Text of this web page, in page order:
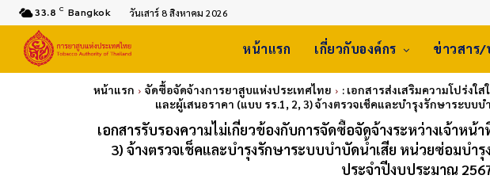
33.8 C Bangkok วันเสาร์ 8 สิงหาคม 2026
หน้าแรก เกี่ยวกับองค์กร ข่าวสาร/
หน้าแรก จัดซื้อจัดจ้างการยาสูบแห่งประเทศไทย : เอกสารส่งเสริมความโปร่งใ
และผู้เสนอราคา (แบบ รร.1, 2, 3) จ้างตรวจเช็คและบำรุงรักษาระบ
เอกสารรับรองความไม่เกี่ยวข้องกับการจัดซื้อจัดจ้างระหว่างเจ้าห
3) จ้างตรวจเช็คและบำรุงรักษาระบบบำบัดน้ำเสีย หน่วยซ่อมบำ
ประจำปีงบประมาณ